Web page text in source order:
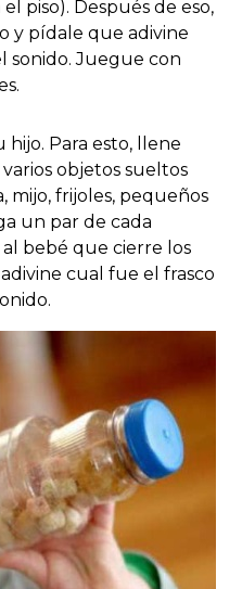
piso). Después de eso,
y pídale que adivine
Juegue con
hijo. Para esto, llene
objetos sueltos
mijo, frijoles, pequeños
un par de cada
bebé que cierre los
cual fue el frasco